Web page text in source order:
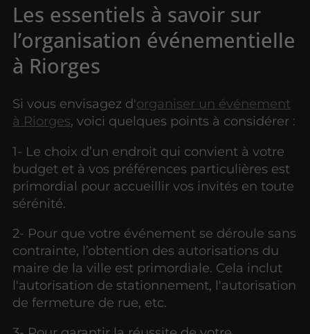
Les essentiels à savoir sur
l’organisation événementielle
à Riorges
Si vous envisagez d'organiser un événement
à Riorges, voici quelques points à considérer :
1- Le choix d’un endroit qui convient à votre
budget et à vos préférences particulières est
primordial pour accueillir vos invités en toute
sérénité.
2- Pour que votre événement se déroule sans
contrainte, l’obtention des autorisations du
maire de la ville est primordiale. Cela inclut
l'autorisation de stationnement, l'autorisation
de fermeture de rue, etc.